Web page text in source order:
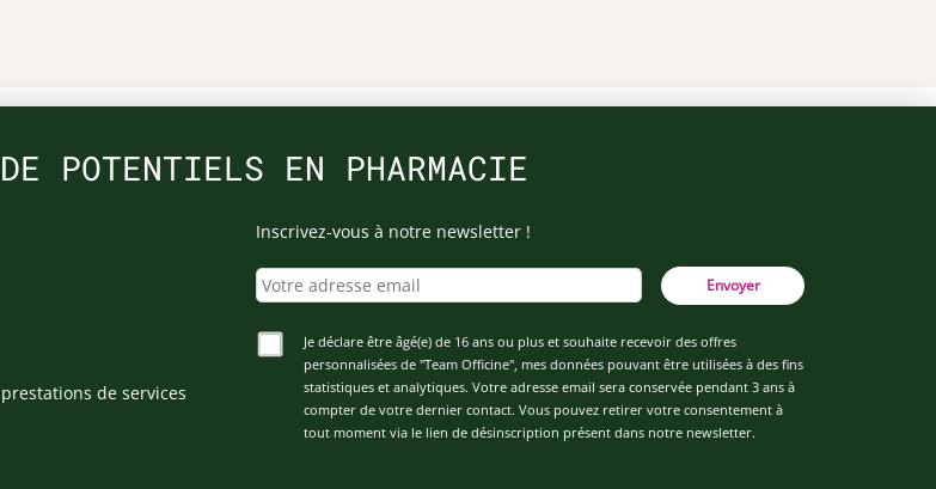
POTENTIELS EN PHARMACIE
de services
Inscrivez-vous à notre newsletter !
Envoyer
Je déclare être âgé(e) de 16 ans ou plus et souhaite recevoir des offres
personnalisées de "Team Officine", mes données pouvant être utilisées à des fins
statistiques et analytiques. Votre adresse email sera conservée pendant 3 ans à
compter de votre dernier contact. Vous pouvez retirer votre consentement à
tout moment via le lien de désinscription présent dans notre newsletter.